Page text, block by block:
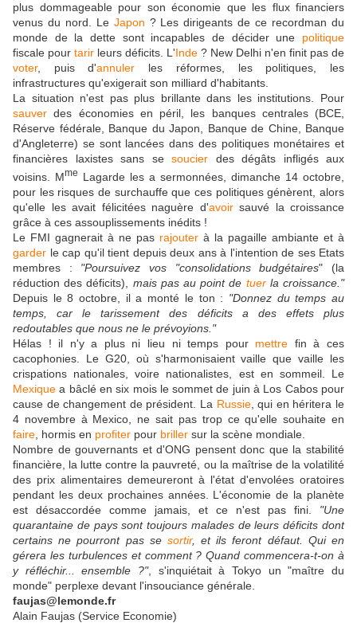
plus dommageable pour son économie que les flux financiers
venus du nord. Le Japon ? Les dirigeants de ce recordman du
monde de la dette sont incapables de décider une politique
fiscale pour tarir leurs déficits. L'Inde ? New Delhi n'en finit pas de
voter, puis d'annuler les réformes, les politiques, les
infrastructures qu'exigerait son milliard d'habitants.
La situation n'est pas plus brillante dans les institutions. Pour
sauver des économies en péril, les banques centrales (BCE,
Réserve fédérale, Banque du Japon, Banque de Chine, Banque
d'Angleterre) se sont lancées dans des politiques monétaires et
financières laxistes sans se soucier des dégâts infligés aux
voisins. Mme
Lagarde les a sermonnées, dimanche 14 octobre,
pour les risques de surchauffe que ces politiques génèrent, alors
qu'elle les avait félicitées naguère d'avoirsauvé la croissance
grâce à ces assouplissements inédits !
Le FMI gagnerait à ne pas rajouter à la pagaille ambiante et à
garder le cap qu'il tient depuis deux ans à l'intention de ses Etats
membres : "Poursuivez vos "consolidations budgétaires" (la
réduction des déficits), mais pas au point de tuerla croissance."
Depuis le 8 octobre, il a monté le ton : "Donnez du temps au
temps, car le tarissement des déficits a des effets plus
redoutables que nous ne le prévoyions."
Hélas ! il n'y a plus ni lieu ni temps pour mettre fin à ces
cacophonies. Le G20, où s'harmonisaient vaille que vaille les
crispations nationales, voire nationalistes, est en sommeil. Le
Mexique a bâclé en six mois le sommet de juin à Los Cabos pour
cause de changement de président. La Russie, qui en héritera le
4 novembre à Mexico, ne sait pas trop ce qu'elle souhaite en
faire , hormis en profiter pour briller sur la scène mondiale.
Nombre de gouvernants et d'ONG pensent donc que la stabilité
financière, la lutte contre la pauvreté, ou la maîtrise de la volatilité
des prix alimentaires demeureront à l'état d'envolées oratoires
pendant les deux prochaines années. L'économie de la planète
est désaccordée comme jamais, et ce n'est pas fini. "Une
quarantaine de pays sont toujours malades de leurs déficits dont
certains ne pourront pas se sortir, et ils feront défaut. Qui en
gérera les turbulences et comment ? Quand commencera-t-on à
y réfléchir... ensemble ?", s'inquiétait à Tokyo un "maître du
monde" perplexe devant l'insouciance générale.
faujas@lemonde.fr
Alain Faujas (Service Economie)